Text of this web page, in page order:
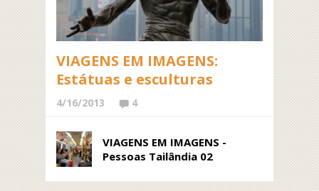
VIAGENS EM IMAGENS:
Estátuas e esculturas
4/16/2013 4
VIAGENS EM IMAGENS -
Pessoas Tailândia 02